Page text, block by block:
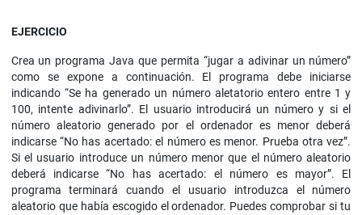
EJERCICIO
Crea un programa Java que permita “jugar a adivinar un número”
como se expone a continuación. El programa debe iniciarse
indicando “Se ha generado un número aletatorio entero entre 1 y
100, intente adivinarlo”. El usuario introducirá un número y si el
número aleatorio generado por el ordenador es menor deberá
indicarse “No has acertado: el número es menor. Prueba otra vez”.
Si el usuario introduce un número menor que el número aleatorio
deberá indicarse “No has acertado: el número es mayor”. El
programa terminará cuando el usuario introduzca el número
aleatorio que había escogido el ordenador. Puedes comprobar si tu